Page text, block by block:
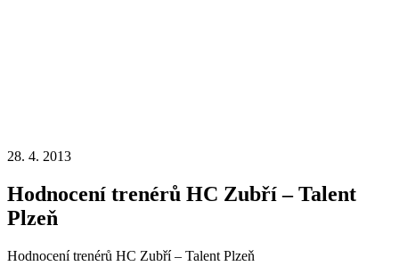
28. 4. 2013
Hodnocení trenérů HC Zubří – Talent
Plzeň
Hodnocení trenérů HC Zubří – Talent Plzeň